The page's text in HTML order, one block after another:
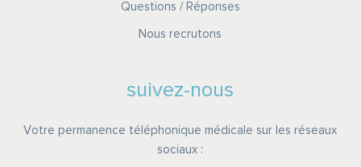
Questions / Réponses
Nous recrutons
suivez-nous
Votre permanence téléphonique médicale sur les réseaux
sociaux :